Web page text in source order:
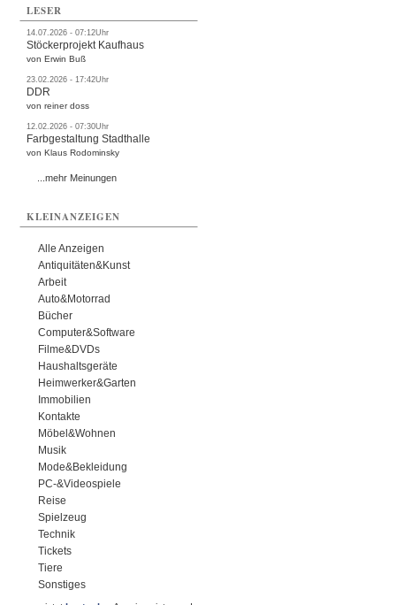
LESER
14.07.2026 - 07:12Uhr
Stöckerprojekt Kaufhaus
von Erwin Buß
23.02.2026 - 17:42Uhr
DDR
von reiner doss
12.02.2026 - 07:30Uhr
Farbgestaltung Stadthalle
von Klaus Rodominsky
...mehr Meinungen
KLEINANZEIGEN
Alle Anzeigen
Antiquitäten&Kunst
Arbeit
Auto&Motorrad
Bücher
Computer&Software
Filme&DVDs
Haushaltsgeräte
Heimwerker&Garten
Immobilien
Kontakte
Möbel&Wohnen
Musik
Mode&Bekleidung
PC-&Videospiele
Reise
Spielzeug
Technik
Tickets
Tiere
Sonstiges